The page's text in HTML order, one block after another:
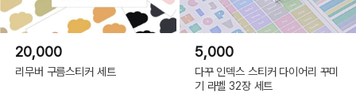
20,000
리무버 구름스티커 세트
5,000
다꾸 인덱스 스티커 다이어리 꾸미
기 라벨 32장 세트